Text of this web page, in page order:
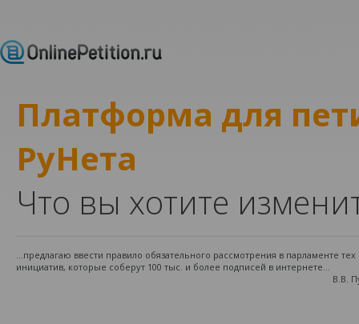
Платформа для
РуНета
Что вы хотите
...предлагаю ввести правило обязательного рассмотрения в парламенте
инициатив, которые соберут 100 тыс. и более подписей в интернете...
В.В.